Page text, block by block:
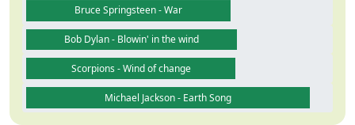
Bruce Springsteen - War
Bob Dylan - Blowin' in the wind
Scorpions - Wind of change
Michael Jackson - Earth Song